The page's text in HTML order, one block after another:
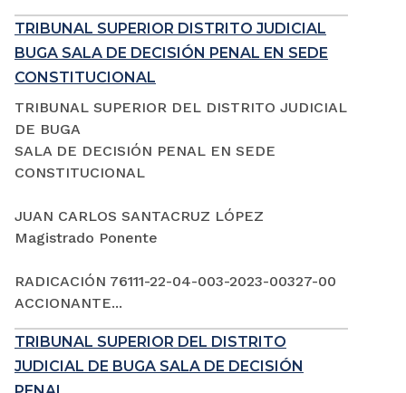
TRIBUNAL SUPERIOR DISTRITO JUDICIAL
BUGA SALA DE DECISIÓN PENAL EN SEDE
CONSTITUCIONAL
TRIBUNAL SUPERIOR DEL DISTRITO JUDICIAL
DE BUGA
SALA DE DECISIÓN PENAL EN SEDE
CONSTITUCIONAL
JUAN CARLOS SANTACRUZ LÓPEZ
Magistrado Ponente
RADICACIÓN 76111-22-04-003-2023-00327-00
ACCIONANTE...
TRIBUNAL SUPERIOR DEL DISTRITO
JUDICIAL DE BUGA SALA DE DECISIÓN